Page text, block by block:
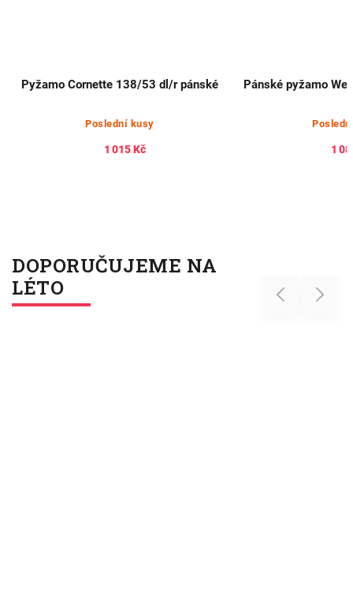
Pyžamo Cornette 138/53 dl/r pánské
Poslední kusy
1 015 Kč 1
DOPORUČUJEME NA
LÉTO
Previous Next